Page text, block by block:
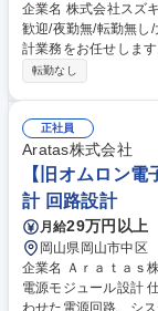
企業名 株式会社スズキ技研 求人名 東松山市【電気設計
歓迎/夜勤無/転勤無し/大手案件中心 仕事の内
計業務をお任せしま
ための制御仕様検討
基づく制御仕様検討
御設計 ■制御盤回路
運転、動作調整 ■機械設計担当と
設計】～650万/経験
転勤なし
正社員
Aratas株式会社
【旧オムロン
計 回路設計
月給29万円以上
岡山県岡山市中区
企業名 Ａｒａｔａｓ株式会社 求人名 【旧オムロン電
電源モジュール設計 仕事の内容 当社の電子部品とパワエレ技術を掛け合
わせた電源回路、シ